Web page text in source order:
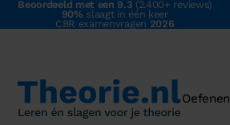
Beoordeeld met een 9.3 (2.400+ reviews)
90% slaagt in één keer
CBR examenvragen 2026
Oefenen